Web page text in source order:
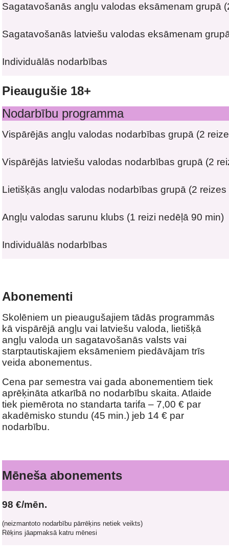
Sagatavošanās angļu valodas eksāmenamgrupā
Sagatavošanās latviešu valodas eksāmenam
Individuālās nodarbības
Pieaugušie 18+
Nodarbību programma
Vispārējās angļu valodas nodarbības grupā (2
Vispārējās latviešu valodas nodarbības grupā (2
Lietišķās angļu valodas nodarbībasgrupā (2
Angļu valodas sarunu klubs (1 reizi nedēļā 90 min)
Individuālās nodarbības
Abonementi
Skolēniem un pieaugušajiem tādās programmās
kā vispārējā angļu vai latviešu valoda, lietišķā
angļu valoda un sagatavošanās valsts vai
starptautiskajiem eksāmeniem piedāvājam trīs
veida abonementus.
Cena par semestra vai gada abonementiem tiek
aprēķināta atkarībā no nodarbību skaita. Atlaide
tiek piemērota no standarta tarifa – 7,00 € par
akadēmisko stundu (45 min.) jeb 14 € par
nodarbību.
Mēneša abonements
98 €/mēn.
(neizmantoto nodarbību pārrēķins netiek veikts)
Rēķins jāapmaksā katru mēnesi